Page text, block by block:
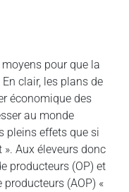
pour que la
clair, les plans de
économique des
au monde
pleins effets que si
Aux éleveurs donc
producteurs (OP) et
(AOP) «